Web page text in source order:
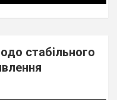
стабільного